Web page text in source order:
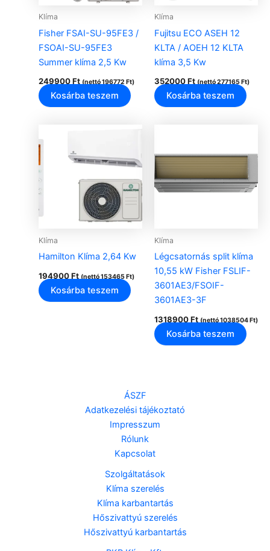
Klíma
Fisher FSAI-SU-95FE3 /
FSOAI-SU-95FE3
Summer klíma 2,5 Kw
249900Ft (nettó196772 Ft)
Kosárba teszem
Klíma
Fujitsu ECO ASEH 12
KLTA / AOEH 12 KLTA
klíma 3,5 Kw
352000Ft (nettó277165Ft)
Kosárba teszem
Klíma
Hamilton Klíma 2,64 Kw
194900Ft (nettó153465Ft)
Kosárba teszem
Klíma
Légcsatornás split klíma
10,55 kW Fisher FSLIF-
3601AE3/FSOIF-
3601AE3-3F
1318900Ft (nettó1038504Ft)
Kosárba teszem
ÁSZF
Adatkezelési tájékoztató
Impresszum
Rólunk
Kapcsolat
Szolgáltatások
Klíma szerelés
Klíma karbantartás
Hőszivattyú szerelés
Hőszivattyú karbantartás